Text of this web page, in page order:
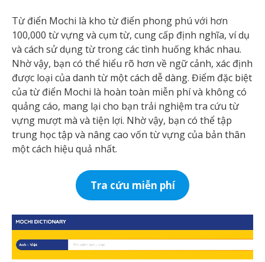
Từ điển Mochi là kho từ điển phong phú với hơn
100,000 từ vựng và cụm từ, cung cấp định nghĩa, ví dụ
và cách sử dụng từ trong các tình huống khác nhau.
Nhờ vậy, bạn có thể hiểu rõ hơn về ngữ cảnh, xác định
được loại của danh từ một cách dễ dàng. Điểm đặc biệt
của từ điển Mochi là hoàn toàn miễn phí và không có
quảng cáo, mang lại cho bạn trải nghiệm tra cứu từ
vựng mượt mà và tiện lợi. Nhờ vậy, bạn có thể tập
trung học tập và nâng cao vốn từ vựng của bản thân
một cách hiệu quả nhất.
Tra cứu miễn phí